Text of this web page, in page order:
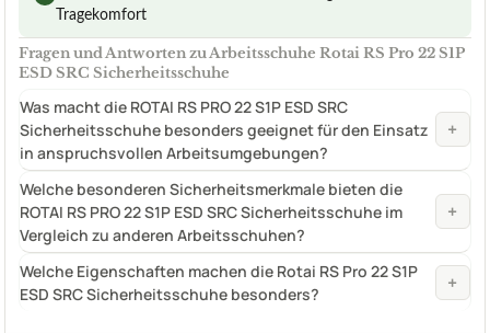
Tragekomfort
Fragen und Antworten zu Arbeitsschuhe Rotai RS Pro 22 S1P
ESD SRC Sicherheitsschuhe
Was macht die ROTAI RS PRO 22 S1P ESD SRC
Sicherheitsschuhe besonders geeignet für den Einsatz
in anspruchsvollen Arbeitsumgebungen?
+
Welche besonderen Sicherheitsmerkmale bieten die
ROTAI RS PRO 22 S1P ESD SRC Sicherheitsschuhe im
Vergleich zu anderen Arbeitsschuhen?
+
Welche Eigenschaften machen die Rotai RS Pro 22 S1P
ESD SRC Sicherheitsschuhe besonders?
+